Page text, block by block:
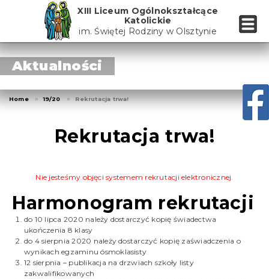
XIII Liceum Ogólnokształcące
Katolickie
im. Świętej Rodziny w Olsztynie
Aktualności
Home 19/20 Rekrutacja trwa!
Rekrutacja trwa!
Nie jesteśmy objęci systemem rekrutacji elektronicznej.
Harmonogram rekrutacji
do 10 lipca 2020 należy dostarczyć kopię świadectwa
ukończenia 8 klasy
do 4 sierpnia 2020 należy dostarczyć kopię zaświadczenia o
wynikach egzaminu ósmoklasisty
12 sierpnia – publikacja na drzwiach szkoły listy
zakwalifikowanych